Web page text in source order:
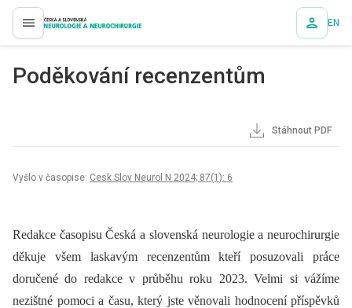
proLékaře.cz EN
Poděkování recenzentům
Stáhnout PDF
Vyšlo v časopise: Cesk Slov Neurol N 2024; 87(1): 6
Redakce časopisu Česká a slovenská neurologie a neurochirurgie
děkuje všem laskavým recenzentům kteří posuzovali práce
doručené do redakce v průběhu roku 2023. Velmi si vážíme
nezištné pomoci a času, který jste věnovali hodnocení příspěvků